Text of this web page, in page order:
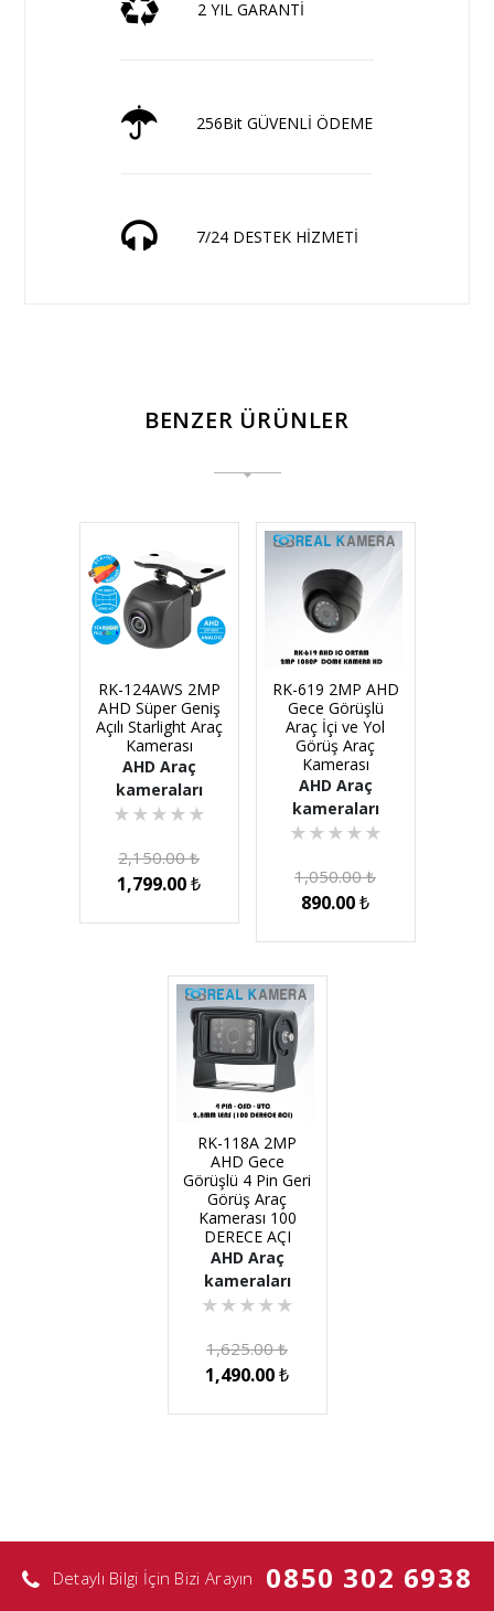
2 YIL GARANTİ
256Bit GÜVENLİ ÖDEME
7/24 DESTEK HİZMETİ
BENZER ÜRÜNLER
RK-124AWS 2MP
AHD Süper Geniş
Açılı Starlight Araç
Kamerası
AHD Araç
kameraları
★ ★ ★ ★ ★
2,150.00₺
1,799.00₺
RK-619 2MP AHD
Gece Görüşlü
Araç İçi ve Yol
Görüş Araç
Kamerası
AHD Araç
kameraları
★ ★ ★ ★ ★
1,050.00₺
890.00₺
RK-118A 2MP
AHD Gece
Görüşlü 4 Pin Geri
Görüş Araç
Kamerası 100
DERECE AÇI
AHD Araç
kameraları
★ ★ ★ ★ ★
1,625.00₺
1,490.00₺
Detaylı Bilgi İçin Bizi Arayın 0850 302 6938